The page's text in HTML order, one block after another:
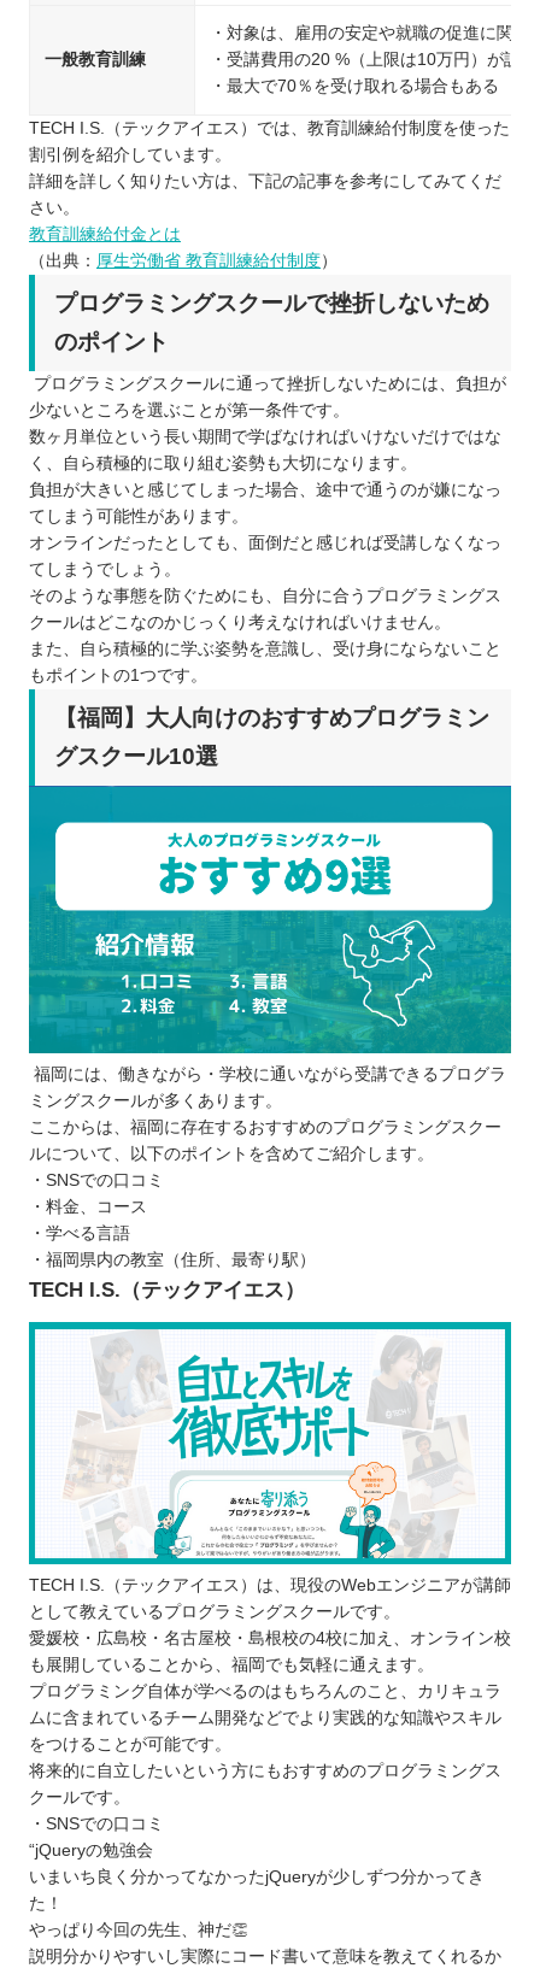
一般教育訓練
・対象は、雇用の安定や就職の促進に関わ
・受講費用の20 %（上限は10万円）が訓
・最大で70％を受け取れる場合もある
TECH I.S.（テックアイエス）では、教育訓練給付制度を使った
割引例を紹介しています。
詳細を詳しく知りたい方は、下記の記事を参考にしてみてくだ
さい。
教育訓練給付金とは
（出典： 厚生労働省 教育訓練給付制度）
プログラミングスクールで挫折しないため
のポイント
プログラミングスクールに通って挫折しないためには、負担が
少ないところを選ぶことが第一条件です。
数ヶ月単位という長い期間で学ばなければいけないだけではな
く、自ら積極的に取り組む姿勢も大切になります。
負担が大きいと感じてしまった場合、途中で通うのが嫌になっ
てしまう可能性があります。
オンラインだったとしても、面倒だと感じれば受講しなくなっ
てしまうでしょう。
そのような事態を防ぐためにも、自分に合うプログラミングス
クールはどこなのかじっくり考えなければいけません。
また、自ら積極的に学ぶ姿勢を意識し、受け身にならないこと
もポイントの1つです。
【福岡】大人向けのおすすめプログラミン
グスクール10選
福岡には、働きながら・学校に通いながら受講できるプログラ
ミングスクールが多くあります。
ここからは、福岡に存在するおすすめのプログラミングスクー
ルについて、以下のポイントを含めてご紹介します。
・SNSでの口コミ
・料金、コース
・学べる言語
・福岡県内の教室（住所、最寄り駅）
TECH I.S.（テックアイエス）
TECH I.S.（テックアイエス）は、現役のWebエンジニアが講師
として教えているプログラミングスクールです。
愛媛校・広島校・名古屋校・島根校の4校に加え、オンライン校
も展開していることから、福岡でも気軽に通えます。
プログラミング自体が学べるのはもちろんのこと、カリキュラ
ムに含まれているチーム開発などでより実践的な知識やスキル
をつけることが可能です。
将来的に自立したいという方にもおすすめのプログラミングス
クールです。
・SNSでの口コミ
“jQueryの勉強会
いまいち良く分かってなかったjQueryが少しずつ分かってき
た！
やっぱり今回の先生、神だ👏
説明分かりやすいし実際にコード書いて意味を教えてくれるか